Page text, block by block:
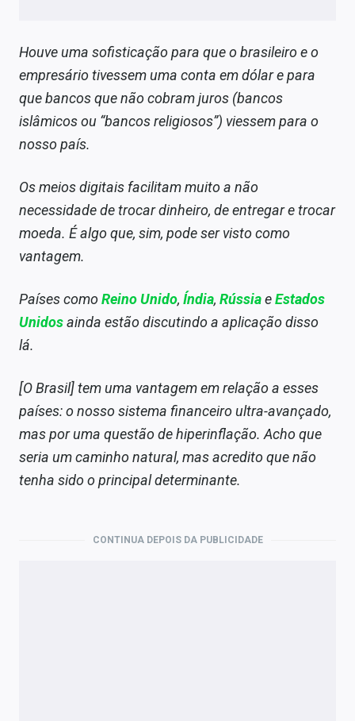
Houve uma sofisticação para que o brasileiro e o
empresário tivessem uma conta em dólar e para
que bancos que não cobram juros (bancos
islâmicos ou “bancos religiosos”) viessem para o
nosso país.
Os meios digitais facilitam muito a não
necessidade de trocar dinheiro, de entregar e trocar
moeda. É algo que, sim, pode ser visto como
vantagem.
Países comoReino Unido, Índia, RússiaeEstados
Unidosainda estão discutindo a aplicação disso
lá.
[O Brasil] tem uma vantagem em relação a esses
países: o nosso sistema financeiro ultra-avançado,
mas por uma questão de hiperinflação. Acho que
seria um caminho natural, mas acredito que não
tenha sido o principal determinante.
CONTINUA DEPOIS DA PUBLICIDADE